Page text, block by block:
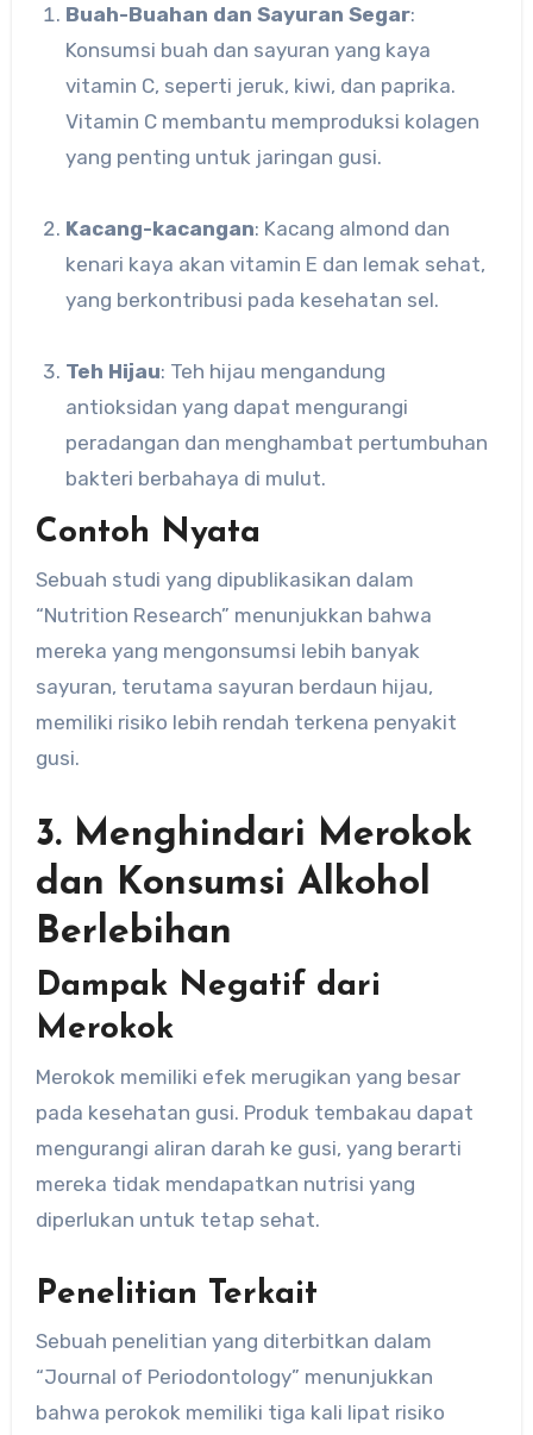
Buah-Buahan dan Sayuran Segar:
Konsumsi buah dan sayuran yang kaya
vitamin C, seperti jeruk, kiwi, dan paprika.
Vitamin C membantu memproduksi kolagen
yang penting untuk jaringan gusi.
Kacang-kacangan: Kacang almond dan
kenari kaya akan vitamin E dan lemak sehat,
yang berkontribusi pada kesehatan sel.
Teh Hijau: Teh hijau mengandung
antioksidan yang dapat mengurangi
peradangan dan menghambat pertumbuhan
bakteri berbahaya di mulut.
Contoh Nyata
Sebuah studi yang dipublikasikan dalam
“Nutrition Research” menunjukkan bahwa
mereka yang mengonsumsi lebih banyak
sayuran, terutama sayuran berdaun hijau,
memiliki risiko lebih rendah terkena penyakit
gusi.
3. Menghindari Merokok
dan Konsumsi Alkohol
Berlebihan
Dampak Negatif dari
Merokok
Merokok memiliki efek merugikan yang besar
pada kesehatan gusi. Produk tembakau dapat
mengurangi aliran darah ke gusi, yang berarti
mereka tidak mendapatkan nutrisi yang
diperlukan untuk tetap sehat.
Penelitian Terkait
Sebuah penelitian yang diterbitkan dalam
“Journal of Periodontology” menunjukkan
bahwa perokok memiliki tiga kali lipat risiko